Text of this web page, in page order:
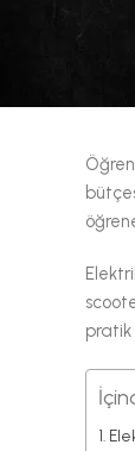
pratik